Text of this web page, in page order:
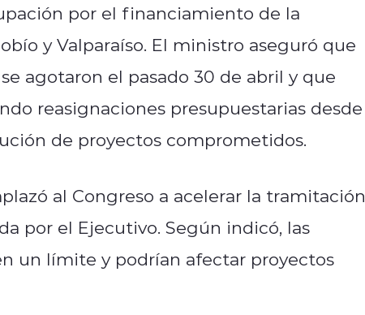
por el financiamiento de la
y Valparaíso. El ministro aseguró que
agotaron el pasado 30 de abril y que
reasignaciones presupuestarias desde
de proyectos comprometidos.
al Congreso a acelerar la tramitación
por el Ejecutivo. Según indicó, las
un límite y podrían afectar proyectos